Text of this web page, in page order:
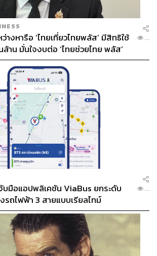
ว่างหารือ ‘ไทยเที่ยวไทยพลัส’ มีสิทธิใช้
าน มั่นใจงบต่อ ‘ไทยช่วยไทย พลัส’
...
บมือแอปพลิเคชัน ViaBus ยกระดับ
ถไฟฟ้า 3 สายแบบเรียลไทม์
...